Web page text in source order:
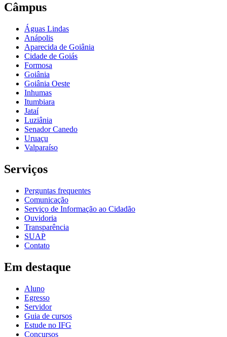
Câmpus
Águas Lindas
Anápolis
Aparecida de Goiânia
Cidade de Goiás
Formosa
Goiânia
Goiânia Oeste
Inhumas
Itumbiara
Jataí
Luziânia
Senador Canedo
Uruaçu
Valparaíso
Serviços
Perguntas frequentes
Comunicação
Serviço de Informação ao Cidadão
Ouvidoria
Transparência
SUAP
Contato
Em destaque
Aluno
Egresso
Servidor
Guia de cursos
Estude no IFG
Concursos